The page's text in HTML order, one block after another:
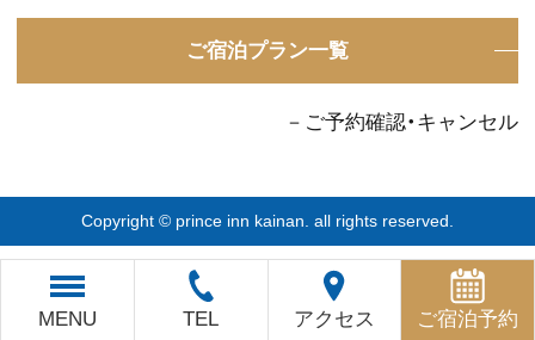
MENU TEL アクセス ご宿泊予約
ご宿泊プラン一覧
－ご予約確認・キャンセル
Copyright © prince inn kainan. all rights reserved.